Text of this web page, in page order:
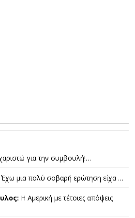
για την συμβουλή!…
Έχω μια πολύ σοβαρή ερώτηση είχα …
Η Αμερική με τέτοιες απόψεις